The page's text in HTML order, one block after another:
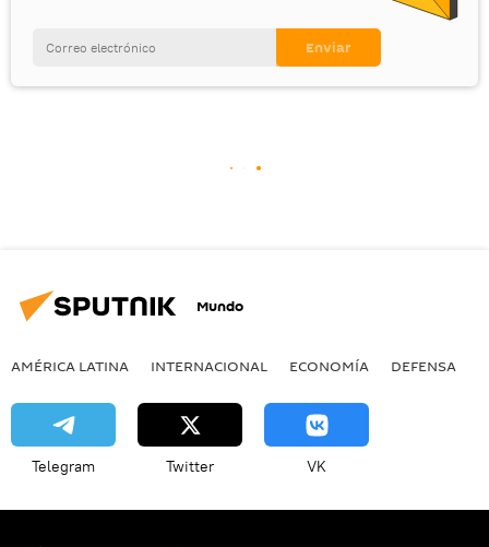
Mundo
AMÉRICA LATINA INTERNACIONAL ECONOMÍA DEFENSA
Telegram Twitter VK